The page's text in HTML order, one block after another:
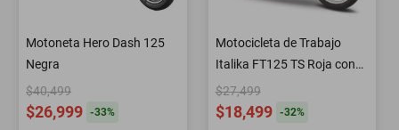
Motoneta Hero Dash 125
Negra
$40,499
$26,999 -33%
Motocicleta de Trabajo
Italika FT125 TS Roja con
Negro
$27,499
$18,499 -32%